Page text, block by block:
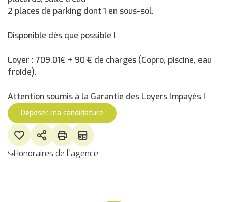
2 places de parking dont 1 en sous-sol.
Disponible dès que possible !
Loyer : 709.01€ + 90 € de charges (Copro, piscine, eau
froide).
Attention soumis à la Garantie des Loyers Impayés !
Déposer ma candidature
Honoraires de l'agence